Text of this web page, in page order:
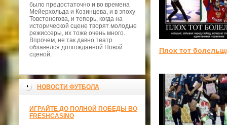
было предостаточно и во времена
Мейерхольда и Козинцева, и в эпоху
Товстоногова, и теперь, когда на
исторической сцене творят молодые
режиссеры, их тоже очень много.
Впрочем, не так давно театр
обзавелся долгожданной Новой
сценой.
НОВОСТИ ФУТБОЛА
ИГРАЙТЕ ДО ПОЛНОЙ ПОБЕДЫ ВО
FRESHCASINO
Плох тот